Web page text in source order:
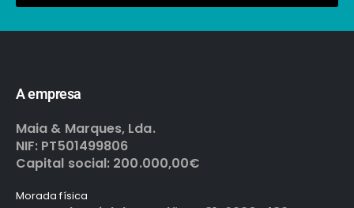
A empresa
Maia & Marques, Lda.
NIF: PT501499806
Capital social: 200.000,00€
Morada física